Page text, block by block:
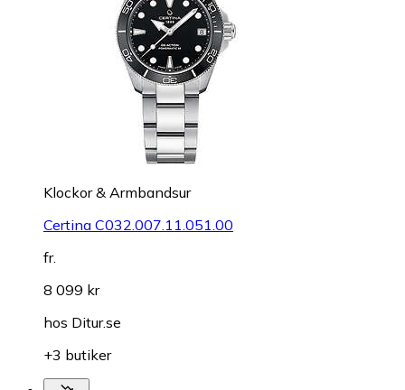
Klockor & Armbandsur
Certina C032.007.11.051.00
fr.
8 099 kr
hos Ditur.se
+3 butiker